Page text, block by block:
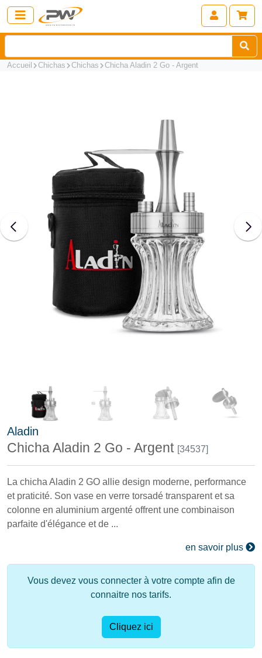
Accueil Chichas Chichas Chicha Aladin 2 Go - Argent
Aladin
Chicha Aladin 2 Go - Argent [34537]
La chicha Aladin 2 GO allie design moderne, performance
et praticité. Son vase en verre torsadé transparent et sa
colonne en aluminium argenté offrent une combinaison
parfaite d'élégance et de ...
en savoir plus
Vous devez vous connecter à votre compte afin de
connaitre nos tarifs.
Cliquez ici